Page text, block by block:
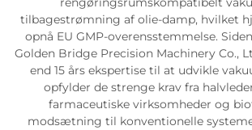
tilbagestrømning af olie-damp, hvilket
opnå EU GMP-overensstemmelse.
Golden Bridge Precision Machinery Co.,
end 15 års ekspertise til at udvikle
opfylder de strenge krav fra
farmaceutiske virksomheder og
modsætning til konventionelle